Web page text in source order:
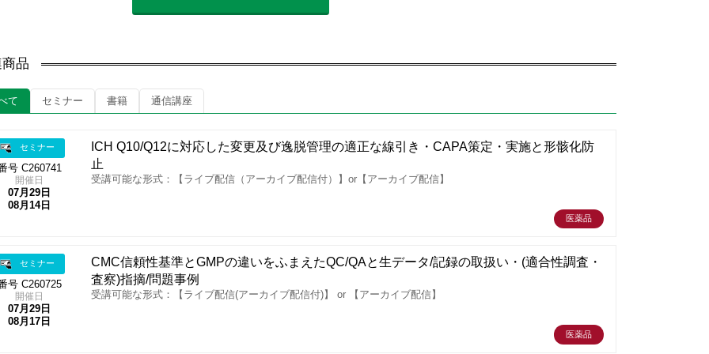
品
て セミナー 書籍 通信講座
セミナー
号 C260741
開催日
07月29日
08月14日
ICH Q10/Q12に対応した変更及び逸脱管理の適正な線引き・CAPA策定・実施と形骸化防
止
受講可能な形式：【ライブ配信（アーカイブ配信付）】or【アーカイブ配信】
医薬品
セミナー
号 C260725
開催日
07月29日
08月17日
CMC信頼性基準とGMPの違いをふまえたQC/QAと生データ/記録の取扱い・(適合性調査・
査察)指摘/問題事例
受講可能な形式：【ライブ配信(アーカイブ配信付)】 or 【アーカイブ配信】
医薬品